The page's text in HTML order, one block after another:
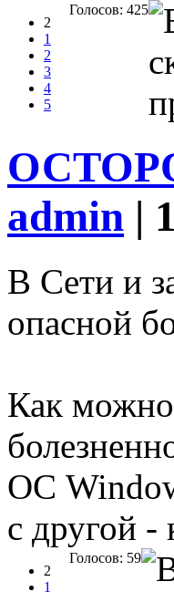
2
1
2
3
4
5
Голосов: 425
admin |
В Сети и
опасной
Как можно
ОС
с другой
2
1
Голосов: 59